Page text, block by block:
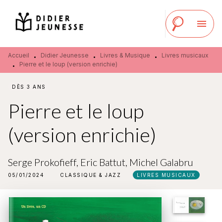
MENU RECHERCHE
PIED DE PAGE
menu
Accueil • Didier Jeunesse • Livres & Musique •
Livres musicaux
•
Pierre et le loup (version enrichie)
DÈS 3 ANS
Pierre et le loup
(version enrichie)
Serge Prokofieff, Eric Battut Michel Galabru
05/01/2024 CLASSIQUE & JAZZ LIVRES MUSICAUX